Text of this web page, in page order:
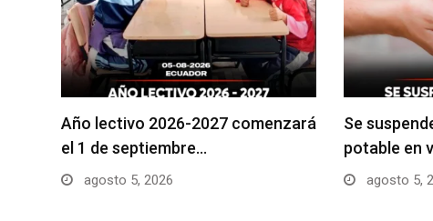
Año lectivo 2026-2027 comenzará
el 1 de septiembre…
agosto 5, 2026
Se
potable en
agosto 5,